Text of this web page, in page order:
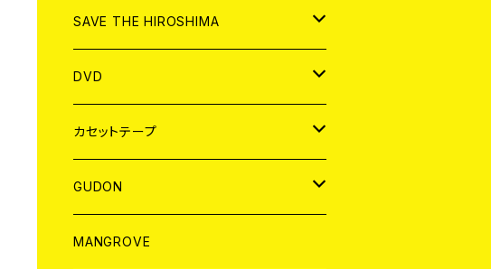
ANALOG
CD
ANALOG
SAVE THE HIROSHIMA
アパレル
BADGE
DVD
JAPAN
WORLD
カセットテープ
JAPAN
WORLD
GUDON
アパレル
MANGROVE